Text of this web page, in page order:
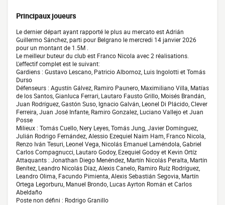
Principaux joueurs
Le dernier départ ayant rapporté le plus au mercato est Adrián
Guillermo Sánchez, parti pour Belgrano le mercredi 14 janvier 2026
pour un montant de 1.5M .
Le meilleur buteur du club est Franco Nicola avec 2 réalisations.
L'effectif complet est le suivant:
Gardiens : Gustavo Lescano, Patricio Albornoz, Luis Ingolotti et Tomás
Durso
Défenseurs : Agustín Gálvez, Ramiro Paunero, Maximiliano Villa, Matías
de los Santos, Gianluca Ferrari, Lautaro Fausto Grillo, Moisés Brandán,
Juan Rodríguez, Gastón Suso, Ignacio Galván, Leonel Di Plácido, Clever
Ferreira, Juan José Infante, Ramiro Gonzalez, Luciano Vallejo et Juan
Posse
Milieux : Tomás Cuello, Nery Leyes, Tomás Jung, Javier Domínguez,
Julián Rodrigo Fernández, Alessio Ezequiel Naim Ham, Franco Nicola,
Renzo Iván Tesuri, Leonel Vega, Nicolás Emanuel Laméndola, Gabriel
Carlos Compagnucci, Lautaro Godoy, Ezequiel Godoy et Kevin Ortíz
Attaquants : Jonathan Diego Menéndez, Martín Nicolás Peralta, Martín
Benítez, Leandro Nicolás Díaz, Alexis Canelo, Ramiro Ruíz Rodríguez,
Leandro Olima, Facundo Pimienta, Alexis Sebastián Segovia, Martín
Ortega Legorburu, Manuel Brondo, Lucas Ayrton Román et Carlos
Abeldaño
Poste non défini : Rodrigo Granillo